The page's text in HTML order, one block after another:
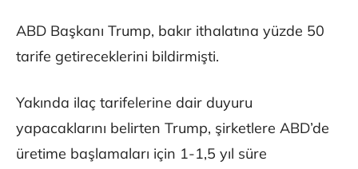
ABD Başkanı Trump, bakır ithalatına yüzde 50
tarife getireceklerini bildirmişti.
Yakında ilaç tarifelerine dair duyuru
yapacaklarını belirten Trump, şirketlere ABD’de
üretime başlamaları için 1-1,5 yıl süre